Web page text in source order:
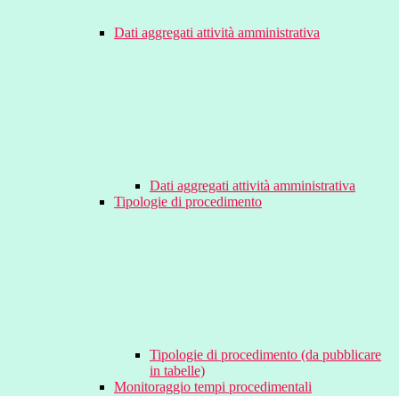
Dati aggregati attività amministrativa
Dati aggregati attività amministrativa
Tipologie di procedimento
Tipologie di procedimento (da pubblicare
in tabelle)
Monitoraggio tempi procedimentali